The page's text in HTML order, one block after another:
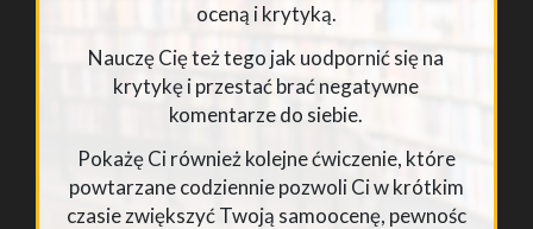
oceną i krytyką.
Nauczę Cię też tego jak uodpornić się na
krytykę i przestać brać negatywne
komentarze do siebie.
Pokażę Ci również kolejne ćwiczenie, które
powtarzane codziennie pozwoli Ci w krótkim
czasie zwiększyć Twoją samoocenę, pewnośc